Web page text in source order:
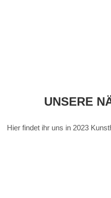
UNSERE
Hier findet ihr uns in 2023